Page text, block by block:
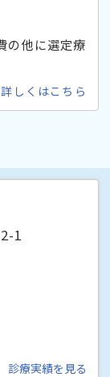
の他に選定療
しくはこちら
1
診療実績を見る